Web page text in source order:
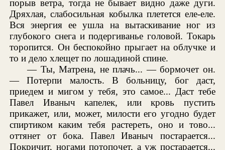
порыв ветра, тогда не бывает видно даже дуги.
Дряхлая, слабосильная кобылка плетется еле-еле.
Вся энергия ее ушла на вытаскивание ног из
глубокого снега и подергиванье головой. Токарь
торопится. Он беспокойно прыгает на облучке и
то и дело хлещет по лошадиной спине.
— Ты, Матрена, не плачь... — бормочет он.
— Потерпи малость. В больницу, бог даст,
приедем и мигом у тебя, это самое... Даст тебе
Павел Иваныч капелек, или кровь пустить
прикажет, или, может, милости его угодно будет
спиртиком каким тебя растереть, оно и тово...
оттянет от бока. Павел Иваныч постарается...
Покричит, ногами потопочет, а уж постарается...